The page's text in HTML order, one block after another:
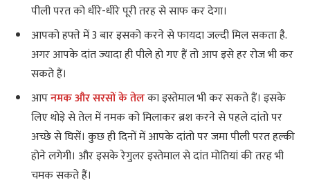
पीली परत को धीरे-धीरे पूरी तरह से साफ कर देगा।
आपको हफ्ते में 3 बार इसको करने से फायदा जल्दी मिल सकता है.
अगर आपके दांत ज्यादा ही पीले हो गए हैं तो आप इसे हर रोज भी कर
सकते हैं।
आपनमक और सरसों के तेलका इस्तेमाल भी कर सकते हैं। इसके
लिए थोड़े से तेल में नमक को मिलाकर ब्रश करने से पहले दांतो पर
अच्छे से घिसें। कुछ ही दिनों में आपके दांतो पर जमा पीली परत हल्की
होने लगेगी। और इसके रेगुलर इस्तेमाल से दांत मोतियां की तरह भी
चमक सकते हैं।